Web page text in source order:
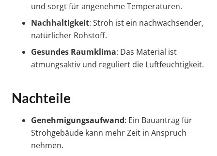
und sorgt für angenehme Temperaturen.
Nachhaltigkeit: Stroh ist ein nachwachsender,
natürlicher Rohstoff.
Gesundes Raumklima: Das Material ist
atmungsaktiv und reguliert die Luftfeuchtigkeit.
Nachteile
Genehmigungsaufwand: Ein Bauantrag für
Strohgebäude kann mehr Zeit in Anspruch
nehmen.